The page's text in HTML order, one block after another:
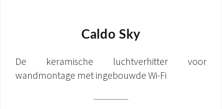
Caldo Sky
De keramische luchtverhitter voor
wandmontage met ingebouwde Wi-Fi